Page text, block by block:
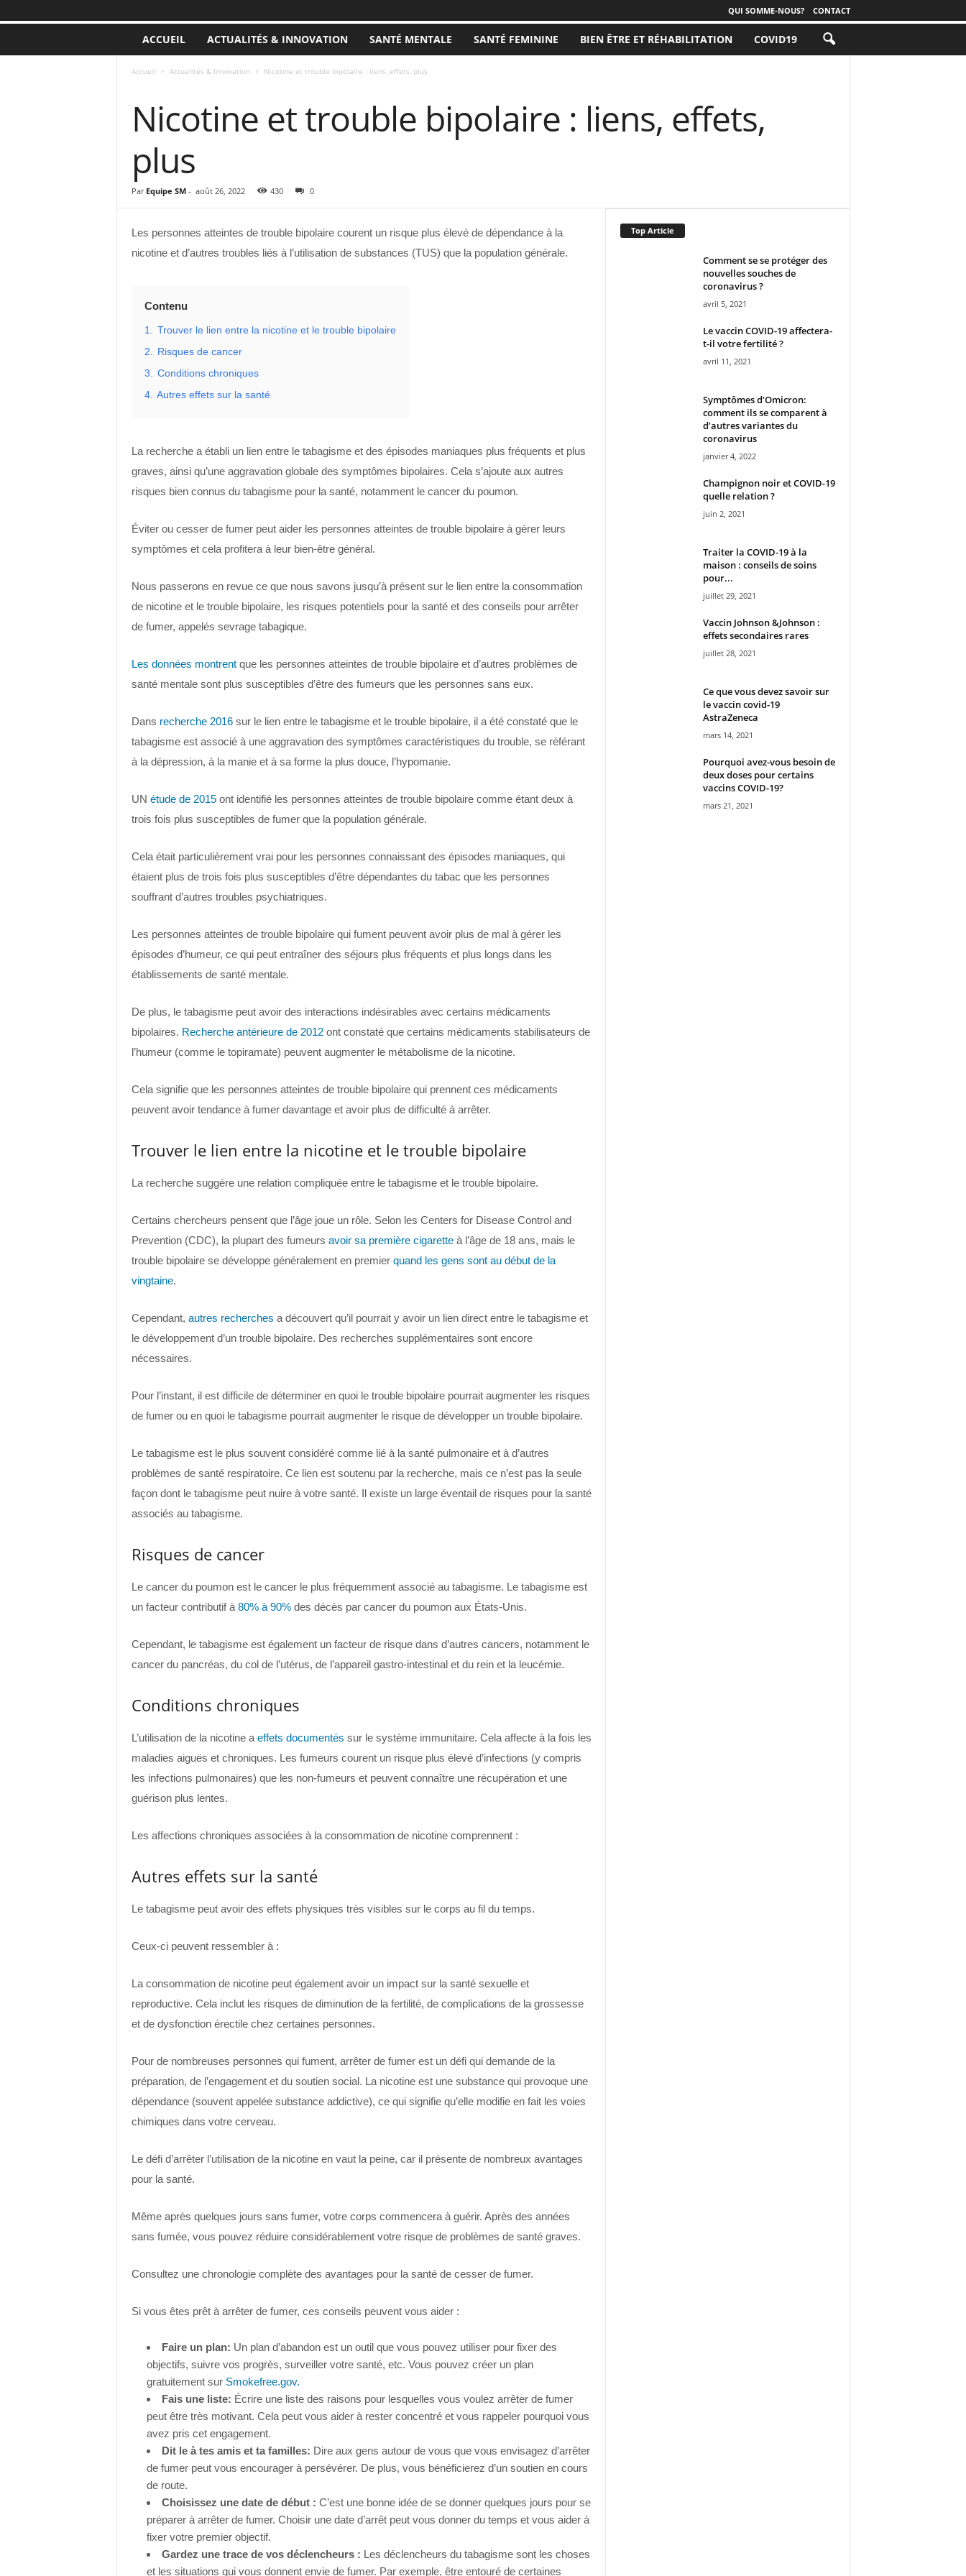
QUI SOMME-NOUS? CONTACT
ACCUEIL ACTUALITÉS & INNOVATION SANTÉ MENTALE SANTÉ FEMININE BIEN ÊTRE ET RÉHABILITATION COVID19
Accueil Actualités & Innovation Nicotine et trouble bipolaire : liens, effets, plus
Nicotine et trouble bipolaire : liens, effets,
plus
Par Equipe SM- août 26, 2022 430 0
Les personnes atteintes de trouble bipolaire courent un risque plus élevé de dépendance à la
nicotine et d’autres troubles liés à l’utilisation de substances (TUS) que la population générale.
Contenu
1. Trouver le lien entre la nicotine et le trouble bipolaire
2. Risques de cancer
3. Conditions chroniques
4. Autres effets sur la santé
La recherche a établi un lien entre le tabagisme et des épisodes maniaques plus fréquents et plus
graves, ainsi qu’une aggravation globale des symptômes bipolaires. Cela s’ajoute aux autres
risques bien connus du tabagisme pour la santé, notamment le cancer du poumon.
Éviter ou cesser de fumer peut aider les personnes atteintes de trouble bipolaire à gérer leurs
symptômes et cela profitera à leur bien-être général.
Nous passerons en revue ce que nous savons jusqu’à présent sur le lien entre la consommation
de nicotine et le trouble bipolaire, les risques potentiels pour la santé et des conseils pour arrêter
de fumer, appelés sevrage tabagique.
Les données montrentque les personnes atteintes de trouble bipolaire et d’autres problèmes de
santé mentale sont plus susceptibles d’être des fumeurs que les personnes sans eux.
Dans recherche 2016sur le lien entre le tabagisme et le trouble bipolaire, il a été constaté que le
tabagisme est associé à une aggravation des symptômes caractéristiques du trouble, se référant
à la dépression, à la manie et à sa forme la plus douce, l’hypomanie.
UN étude de 2015ont identifié les personnes atteintes de trouble bipolaire comme étant deux à
trois fois plus susceptibles de fumer que la population générale.
Cela était particulièrement vrai pour les personnes connaissant des épisodes maniaques, qui
étaient plus de trois fois plus susceptibles d’être dépendantes du tabac que les personnes
souffrant d’autres troubles psychiatriques.
Les personnes atteintes de trouble bipolaire qui fument peuvent avoir plus de mal à gérer les
épisodes d’humeur, ce qui peut entraîner des séjours plus fréquents et plus longs dans les
établissements de santé mentale.
De plus, le tabagisme peut avoir des interactions indésirables avec certains médicaments
bipolaires. Recherche antérieure de 2012ont constaté que certains médicaments stabilisateurs de
l’humeur (comme le topiramate) peuvent augmenter le métabolisme de la nicotine.
Cela signifie que les personnes atteintes de trouble bipolaire qui prennent ces médicaments
peuvent avoir tendance à fumer davantage et avoir plus de difficulté à arrêter.
Trouver le lien entre la nicotine et le trouble bipolaire
La recherche suggère une relation compliquée entre le tabagisme et le trouble bipolaire.
Certains chercheurs pensent que l’âge joue un rôle. Selon les Centers for Disease Control and
Prevention (CDC), la plupart des fumeurs avoir sa première cigaretteà l’âge de 18 ans, mais le
trouble bipolaire se développe généralement en premier quand les gens sont au début de la
vingtaine.
Cependant, autres recherches a découvert qu’il pourrait y avoir un lien direct entre le tabagisme et
le développement d’un trouble bipolaire. Des recherches supplémentaires sont encore
nécessaires.
Pour l’instant, il est difficile de déterminer en quoi le trouble bipolaire pourrait augmenter les risques
de fumer ou en quoi le tabagisme pourrait augmenter le risque de développer un trouble bipolaire.
Le tabagisme est le plus souvent considéré comme lié à la santé pulmonaire et à d’autres
problèmes de santé respiratoire. Ce lien est soutenu par la recherche, mais ce n’est pas la seule
façon dont le tabagisme peut nuire à votre santé. Il existe un large éventail de risques pour la santé
associés au tabagisme.
Risques de cancer
Le cancer du poumon est le cancer le plus fréquemment associé au tabagisme. Le tabagisme est
un facteur contributif à 80% à 90%des décès par cancer du poumon aux États-Unis.
Cependant, le tabagisme est également un facteur de risque dans d’autres cancers, notamment le
cancer du pancréas, du col de l’utérus, de l’appareil gastro-intestinal et du rein et la leucémie.
Conditions chroniques
L’utilisation de la nicotine a effets documentés sur le système immunitaire. Cela affecte à la fois les
maladies aiguës et chroniques. Les fumeurs courent un risque plus élevé d’infections (y compris
les infections pulmonaires) que les non-fumeurs et peuvent connaître une récupération et une
guérison plus lentes.
Les affections chroniques associées à la consommation de nicotine comprennent :
Autres effets sur la santé
Le tabagisme peut avoir des effets physiques très visibles sur le corps au fil du temps.
Ceux-ci peuvent ressembler à :
La consommation de nicotine peut également avoir un impact sur la santé sexuelle et
reproductive. Cela inclut les risques de diminution de la fertilité, de complications de la grossesse
et de dysfonction érectile chez certaines personnes.
Pour de nombreuses personnes qui fument, arrêter de fumer est un défi qui demande de la
préparation, de l’engagement et du soutien social. La nicotine est une substance qui provoque une
dépendance (souvent appelée substance addictive), ce qui signifie qu’elle modifie en fait les voies
chimiques dans votre cerveau.
Le défi d’arrêter l’utilisation de la nicotine en vaut la peine, car il présente de nombreux avantages
pour la santé.
Même après quelques jours sans fumer, votre corps commencera à guérir. Après des années
sans fumée, vous pouvez réduire considérablement votre risque de problèmes de santé graves.
Consultez une chronologie complète des avantages pour la santé de cesser de fumer.
Si vous êtes prêt à arrêter de fumer, ces conseils peuvent vous aider :
Faire un plan: Un plan d’abandon est un outil que vous pouvez utiliser pour fixer des
objectifs, suivre vos progrès, surveiller votre santé, etc. Vous pouvez créer un plan
gratuitement sur Smokefree.gov.
Fais une liste: Écrire une liste des raisons pour lesquelles vous voulez arrêter de fumer
peut être très motivant. Cela peut vous aider à rester concentré et vous rappeler pourquoi vous
avez pris cet engagement.
Dit le à tes amis et ta familles: Dire aux gens autour de vous que vous envisagez d’arrêter
de fumer peut vous encourager à persévérer. De plus, vous bénéficierez d’un soutien en cours
de route.
Choisissez une date de début : C’est une bonne idée de se donner quelques jours pour se
préparer à arrêter de fumer. Choisir une date d’arrêt peut vous donner du temps et vous aider à
fixer votre premier objectif.
Gardez une trace de vos déclencheurs : Les déclencheurs du tabagisme sont les choses
et les situations qui vous donnent envie de fumer. Par exemple, être entouré de certaines
Top Article
Comment se se protéger des
nouvelles souches de
coronavirus ?
avril 5, 2021
Le vaccin COVID-19 affectera-
t-il votre fertilité ?
avril 11, 2021
Symptômes d’Omicron:
comment ils se comparent à
d’autres variantes du
coronavirus
janvier 4, 2022
Champignon noir et COVID-19
quelle relation ?
juin 2, 2021
Traiter la COVID-19 à la
maison : conseils de soins
pour...
juillet 29, 2021
Vaccin Johnson &Johnson :
effets secondaires rares
juillet 28, 2021
Ce que vous devez savoir sur
le vaccin covid-19
AstraZeneca
mars 14, 2021
Pourquoi avez-vous besoin de
deux doses pour certains
vaccins COVID-19?
mars 21, 2021